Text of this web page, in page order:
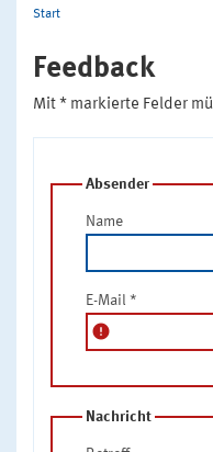
Start
Feedback
Mit * markierte Felder
Absender
Name
E-Mail *
error
Nachricht